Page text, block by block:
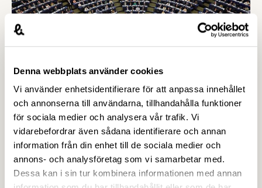
Denna webbplats använder cookies
Vi använder enhetsidentifierare för att anpassa innehållet
och annonserna till användarna, tillhandahålla funktioner
för sociala medier och analysera vår trafik. Vi
vidarebefordrar även sådana identifierare och annan
information från din enhet till de sociala medier och
annons- och analysföretag som vi samarbetar med.
Dessa kan i sin tur kombinera informationen med annan
Livsmedelsföretagens guide till EU-
valet – allt du behöver veta!
16 MAJ 2019
95% av all livsmedelsrelaterad lagstiftning
beslutas på EU-nivå, så ur livsmedelsindustrins
perspektiv är EU-valet är minst lika viktigt som
riksdagsvalet. Våra EU-experter Nicklas Amelin